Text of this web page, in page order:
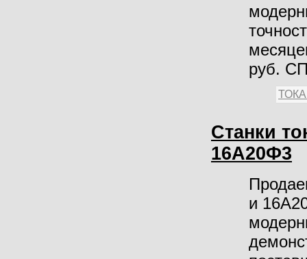
руб.
Станки
16А20Ф3
и